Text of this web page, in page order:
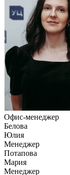
Офис-менеджер
Белова
Юлия
Менеджер
Потапова
Мария
Менеджер